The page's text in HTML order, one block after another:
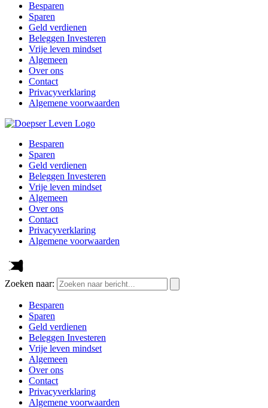
Besparen
Sparen
Geld verdienen
Beleggen Investeren
Vrije leven mindset
Algemeen
Over ons
Contact
Privacyverklaring
Algemene voorwaarden
Besparen
Sparen
Geld verdienen
Beleggen Investeren
Vrije leven mindset
Algemeen
Over ons
Contact
Privacyverklaring
Algemene voorwaarden
Zoeken naar:
Besparen
Sparen
Geld verdienen
Beleggen Investeren
Vrije leven mindset
Algemeen
Over ons
Contact
Privacyverklaring
Algemene voorwaarden